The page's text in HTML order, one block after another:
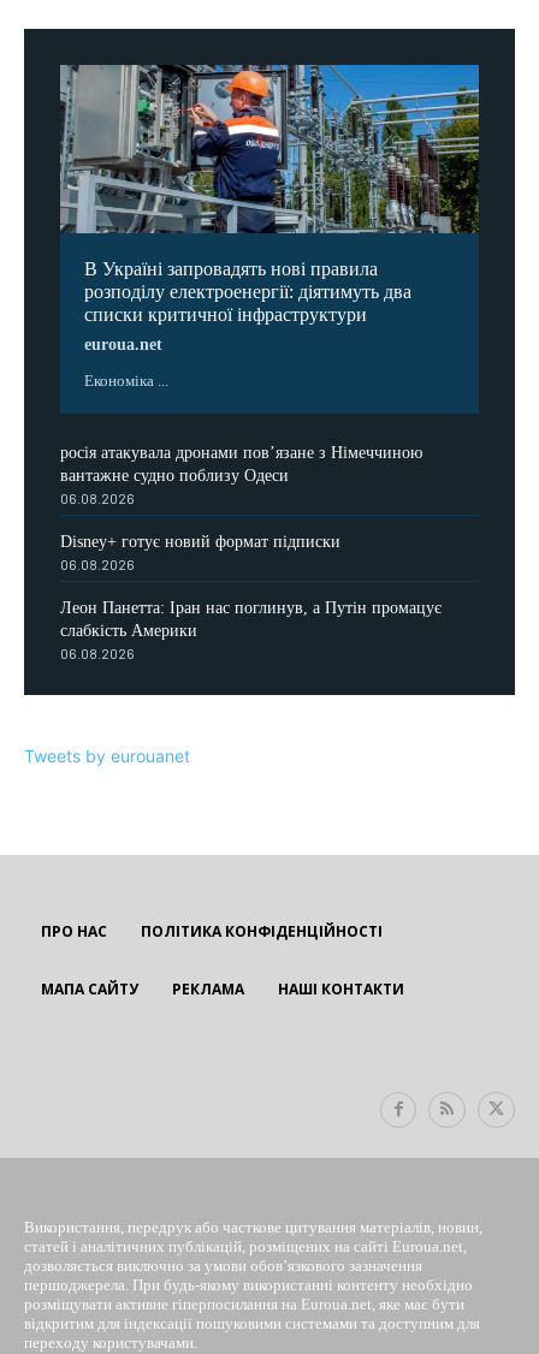
В Україні запровадять нові правила
розподілу електроенергії: діятимуть два
списки критичної інфраструктури
euroua.net
Економіка ...
росія атакувала дронами пов’язане з Німеччиною
вантажне судно поблизу Одеси
06.08.2026
Disney+ готує новий формат підписки
06.08.2026
Леон Панетта: Іран нас поглинув, а Путін промацує
слабкість Америки
06.08.2026
Tweets by eurouanet
ПРО НАС ПОЛІТИКА КОНФІДЕНЦІЙНОСТІ
МАПА САЙТУ РЕКЛАМА НАШІ КОНТАКТИ
Використання, передрук або часткове цитування матеріалів, новин,
статей і аналітичних публікацій, розміщених на сайті Euroua.net,
дозволяється виключно за умови обов’язкового зазначення
першоджерела. При будь-якому використанні контенту необхідно
розміщувати активне гіперпосилання на Euroua.net, яке має бути
відкритим для індексації пошуковими системами та доступним для
переходу користувачами.